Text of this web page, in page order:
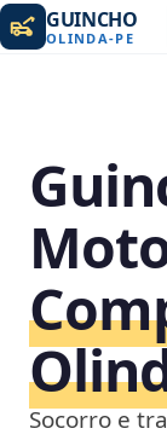
GUINCHO
OLINDA-PE
Socorro e